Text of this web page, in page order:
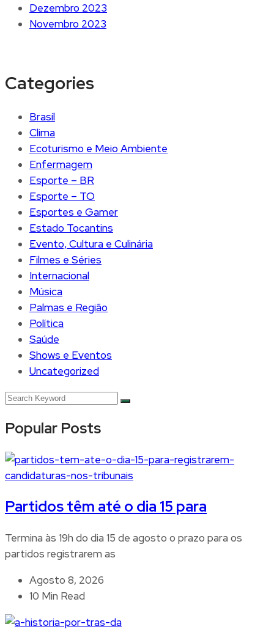
Dezembro 2023
Novembro 2023
Categories
Brasíl
Clima
Ecoturismo e Meio Ambiente
Enfermagem
Esporte – BR
Esporte – TO
Esportes e Gamer
Estado Tocantins
Evento, Cultura e Culinária
Filmes e Séries
Internacional
Música
Palmas e Região
Política
Saúde
Shows e Eventos
Uncategorized
Popular Posts
Partidos têm até o dia 15 para
Termina às 19h do dia 15 de agosto o prazo para os
partidos registrarem as
Agosto 8, 2026
10 Min Read